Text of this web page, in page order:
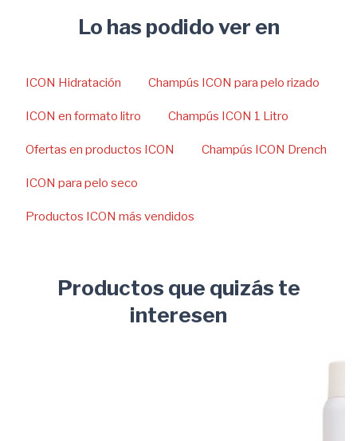
Lo has podido ver en
ICON Hidratación Champús ICON para pelo rizado
ICON en formato litro Champús ICON 1 Litro
Ofertas en productos ICON Champús ICON Drench
ICON para pelo seco
Productos ICON más vendidos
Productos que quizás te
interesen